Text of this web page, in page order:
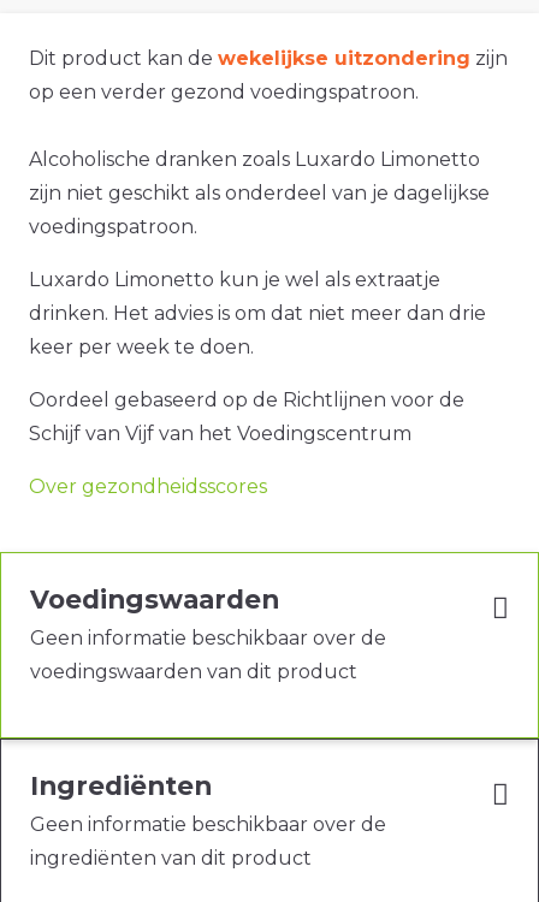
Dit product kan de wekelijkse uitzondering zijn
op een verder gezond voedingspatroon.
Alcoholische dranken zoals Luxardo Limonetto
zijn niet geschikt als onderdeel van je dagelijkse
voedingspatroon.
Luxardo Limonetto kun je wel als extraatje
drinken. Het advies is om dat niet meer dan drie
keer per week te doen.
Oordeel gebaseerd op de Richtlijnen voor de
Schijf van Vijf van het Voedingscentrum
Over gezondheidsscores
Voedingswaarden
Geen informatie beschikbaar over de
voedingswaarden van dit product
Ingrediënten
Geen informatie beschikbaar over de
ingrediënten van dit product